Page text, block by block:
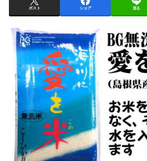
ポスト シェア 送る